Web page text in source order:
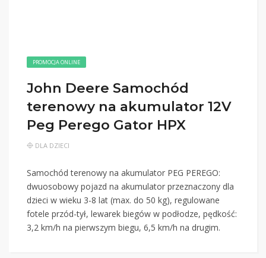
PROMOCJA ONLINE
John Deere Samochód
terenowy na akumulator 12V
Peg Perego Gator HPX
DLA DZIECI
Samochód terenowy na akumulator PEG PEREGO:
dwuosobowy pojazd na akumulator przeznaczony dla
dzieci w wieku 3-8 lat (max. do 50 kg), regulowane
fotele przód-tył, lewarek biegów w podłodze, pędkość:
3,2 km/h na pierwszym biegu, 6,5 km/h na drugim.